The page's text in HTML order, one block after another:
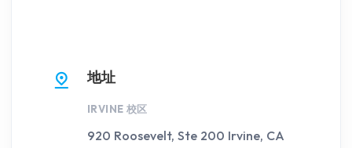
地址
IRVINE 校区
920 Roosevelt, Ste 200 Irvine, CA